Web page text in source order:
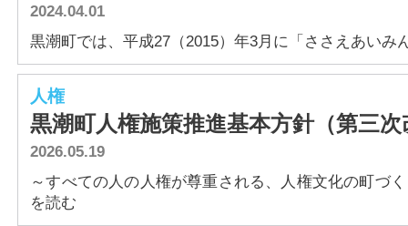
2024.04.01
黒潮町では、平成27（2015）年3月に「ささえあいみ
人権
黒潮町人権施策推進基本方針（第三次
2026.05.19
～すべての人の人権が尊重される、人権文化の町づ
を読む